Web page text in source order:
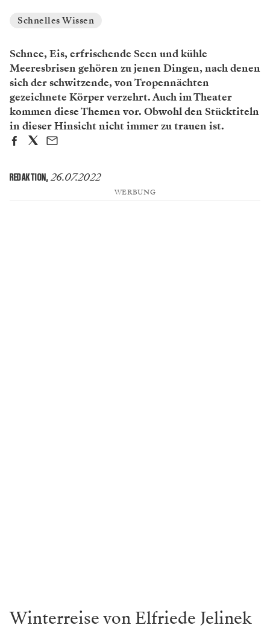
Schnelles Wissen
Schnee, Eis, erfrischende Seen und kühle
Meeresbrisen gehören zu jenen Dingen, nach denen
sich der schwitzende, von Tropennächten
gezeichnete Körper verzehrt. Auch im Theater
kommen diese Themen vor. Obwohl den Stücktiteln
in dieser Hinsicht nicht immer zu trauen ist.
REDAKTION, 26.07.2022
WERBUNG
Winterreise von Elfriede Jelinek